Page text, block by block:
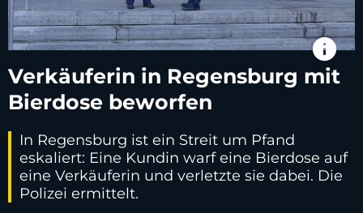
info
Verkäuferin in Regensburg mit
Bierdose beworfen
In Regensburg ist ein Streit um Pfand
eskaliert: Eine Kundin warf eine Bierdose auf
eine Verkäuferin und verletzte sie dabei. Die
Polizei ermittelt.